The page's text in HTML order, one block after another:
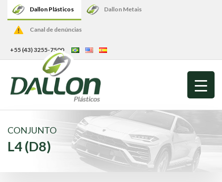
Dallon Plásticos Dallon Metais
Canal de denúncias
+55 (43) 3255-7500
CONJUNTO
L4 (D8)